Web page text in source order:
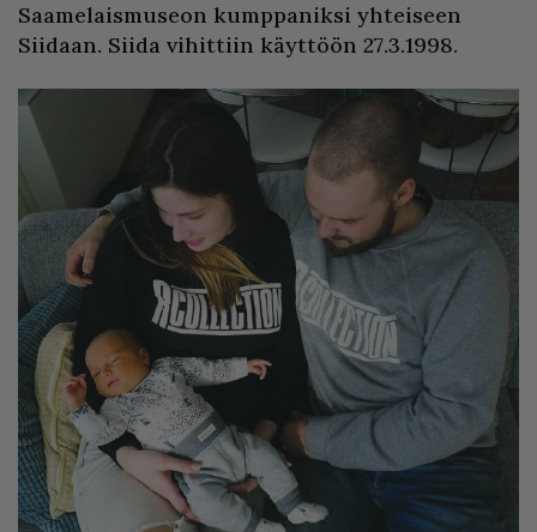
Saamelaismuseon kumppaniksi yhteiseen
Siidaan. Siida vihittiin käyttöön 27.3.1998.